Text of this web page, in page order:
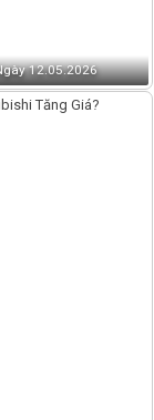
12.05.2026